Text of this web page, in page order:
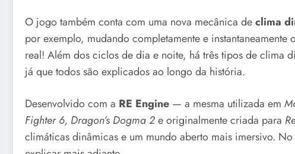
O jogo também conta com uma nova mecânica declima
por exemplo, mudando completamente e
real! Além dos ciclos de dia e noite, há três tipos de clima
já que todos são explicados ao longo da história.
Desenvolvido com a RE Engine — a mesma utilizada em
Fighter 6, Dragon’s Dogma 2e originalmente criada para
climáticas dinâmicas e um mundo aberto mais imersivo.